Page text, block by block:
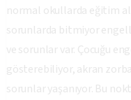
normal okullarda eğitim
sorunlarda bitmiyor
ve sorunlar var. Çocuğu
gösterebiliyor, akran
sorunlar yaşanıyor. Bu